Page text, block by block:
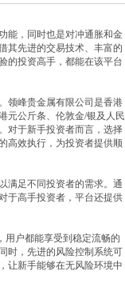
能，同时也是对冲通胀和金
其先进的交易技术、丰富的
的投资高手，都能在该平台
领峰贵金属有限公司是香港
元公斤条、伦敦金/银及人民
对于新手投资者而言，选择
高效执行，为投资者提供顺
满足不同投资者的需求。通
于高手投资者，平台还提供
用户都能享受到稳定流畅的
时，先进的风险控制系统可
让新手能够在无风险环境中